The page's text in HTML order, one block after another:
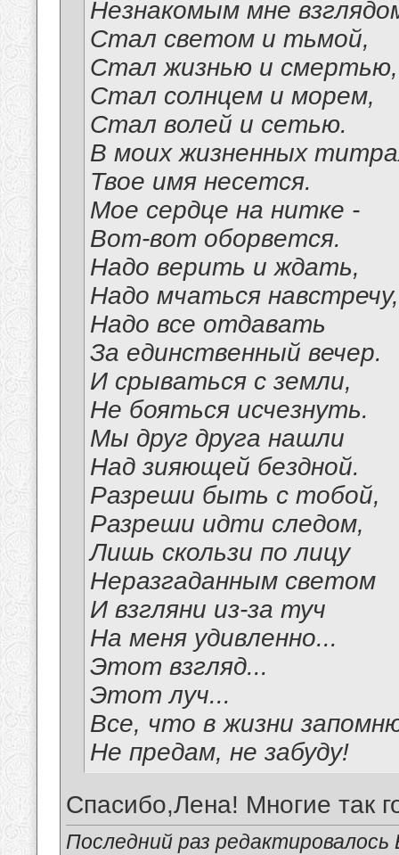
Незнакомым мне
Стал светом и тьмой,
Стал жизнью и смертью,
Стал солнцем и морем,
Стал волей и сетью.
В моих жизненных
Твое имя несется.
Мое сердце на нитке -
Вот-вот оборвется.
Надо верить и ждать,
Надо мчаться навстречу,
Надо все отдавать
За единственный вечер.
И срываться с земли,
Не бояться исчезнуть.
Мы друг друга нашли
Над зияющей бездной.
Разреши быть с тобой,
Разреши идти следом,
Лишь скользи по лицу
Неразгаданным светом
И взгляни из-за туч
На меня удивленно...
Этот взгляд...
Этот луч...
Все, что в жизни
Не предам, не забуду!
Спасибо,Лена! Многие так
Последний раз